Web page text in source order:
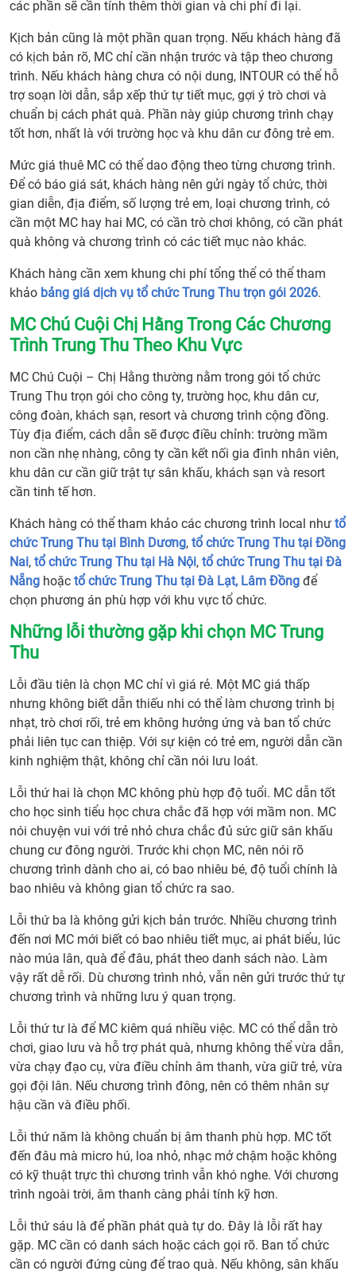
MC
Thu
Vì
sao
thuê
Chú
Cuội
14.
Liên
Cuội
Thu
các phần sẽ cần tính thêm thời gian và chi phí đi lại.
Kịch bản cũng là một phần quan trọng. Nếu khách hàng đã
có kịch bản rõ, MC chỉ cần nhận trước và tập theo chương
trình. Nếu khách hàng chưa có nội dung, INTOUR có thể hỗ
trợ soạn lời dẫn, sắp xếp thứ tự tiết mục, gợi ý trò chơi và
chuẩn bị cách phát quà. Phần này giúp chương trình chạy
tốt hơn, nhất là với trường học và khu dân cư đông trẻ em.
Mức giá thuê MC có thể dao động theo từng chương trình.
Để có báo giá sát, khách hàng nên gửi ngày tổ chức, thời
gian diễn, địa điểm, số lượng trẻ em, loại chương trình, có
cần một MC hay hai MC, có cần trò chơi không, có cần phát
quà không và chương trình có các tiết mục nào khác.
Khách hàng cần xem khung chi phí tổng thể có thể tham
khảo bảng giá dịch vụ tổ chức Trung Thu trọn gói 2026.
MC Chú Cuội Chị Hằng Trong Các Chương
Trình Trung Thu Theo Khu Vực
MC Chú Cuội – Chị Hằng thường nằm trong gói tổ chức
Trung Thu trọn gói cho công ty, trường học, khu dân cư,
công đoàn, khách sạn, resort và chương trình cộng đồng.
Tùy địa điểm, cách dẫn sẽ được điều chỉnh: trường mầm
non cần nhẹ nhàng, công ty cần kết nối gia đình nhân viên,
khu dân cư cần giữ trật tự sân khấu, khách sạn và resort
cần tinh tế hơn.
Khách hàng có thể tham khảo các chương trình local như tổ
chức Trung Thu tại Bình Dương, tổ chức Trung Thu tại Đồng
Nai, tổ chức Trung Thu tại Hà Nội, tổ chức Trung Thu tại Đà
Nẵng hoặc tổ chức Trung Thu tại Đà Lạt, Lâm Đồng để
chọn phương án phù hợp với khu vực tổ chức.
Những lỗi thường gặp khi chọn MC Trung
Thu
Lỗi đầu tiên là chọn MC chỉ vì giá rẻ. Một MC giá thấp
nhưng không biết dẫn thiếu nhi có thể làm chương trình bị
nhạt, trò chơi rối, trẻ em không hưởng ứng và ban tổ chức
phải liên tục can thiệp. Với sự kiện có trẻ em, người dẫn cần
kinh nghiệm thật, không chỉ cần nói lưu loát.
Lỗi thứ hai là chọn MC không phù hợp độ tuổi. MC dẫn tốt
cho học sinh tiểu học chưa chắc đã hợp với mầm non. MC
nói chuyện vui với trẻ nhỏ chưa chắc đủ sức giữ sân khấu
chung cư đông người. Trước khi chọn MC, nên nói rõ
chương trình dành cho ai, có bao nhiêu bé, độ tuổi chính là
bao nhiêu và không gian tổ chức ra sao.
Lỗi thứ ba là không gửi kịch bản trước. Nhiều chương trình
đến nơi MC mới biết có bao nhiêu tiết mục, ai phát biểu, lúc
nào múa lân, quà để đâu, phát theo danh sách nào. Làm
vậy rất dễ rối. Dù chương trình nhỏ, vẫn nên gửi trước thứ tự
chương trình và những lưu ý quan trọng.
Lỗi thứ tư là để MC kiêm quá nhiều việc. MC có thể dẫn trò
chơi, giao lưu và hỗ trợ phát quà, nhưng không thể vừa dẫn,
vừa chạy đạo cụ, vừa điều chỉnh âm thanh, vừa giữ trẻ, vừa
gọi đội lân. Nếu chương trình đông, nên có thêm nhân sự
hậu cần và điều phối.
Lỗi thứ năm là không chuẩn bị âm thanh phù hợp. MC tốt
đến đâu mà micro hú, loa nhỏ, nhạc mở chậm hoặc không
có kỹ thuật trực thì chương trình vẫn khó nghe. Với chương
trình ngoài trời, âm thanh càng phải tính kỹ hơn.
Lỗi thứ sáu là để phần phát quà tự do. Đây là lỗi rất hay
gặp. MC cần có danh sách hoặc cách gọi rõ. Ban tổ chức
cần có người đứng cùng để trao quà. Nếu không, sân khấu